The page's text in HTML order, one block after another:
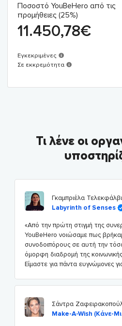
Ποσοστό YouBeHero από τις
προμήθειες (25%)
11.450,78€
Εγκεκριμένες
Σε εκκρεμότητα
Τι λένε οι
Γκαμπριέλα Τελεκφάλβι
Labyrinth of Senses
«Από την πρώτη στιγμή της
YouBeHero νοιώσαμε πως
συνοδοιπόρους σε αυτή την
όμορφη διαδρομή της
Είμαστε για πάντα ευγνώμονες
Σάντρα
Make-A-Wish (Κάνε-